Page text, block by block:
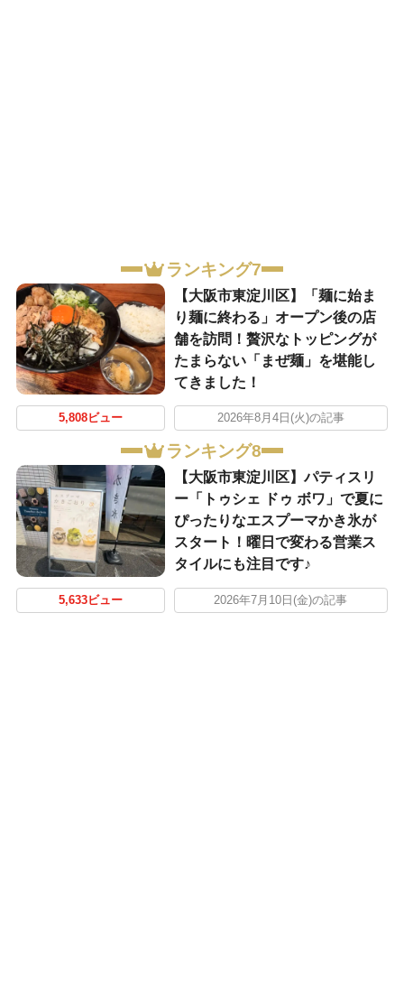
ランキング7
【大阪市東淀川区】「麺に始ま
り麺に終わる」オープン後の店
舗を訪問！贅沢なトッピングが
たまらない「まぜ麺」を堪能し
てきました！
5,808ビュー 2026年8月4日(火)の記事
ランキング8
【大阪市東淀川区】パティスリ
ー「トゥシェ ドゥ ボワ」で夏に
ぴったりなエスプーマかき氷が
スタート！曜日で変わる営業ス
タイルにも注目です♪
5,633ビュー 2026年7月10日(金)の記事